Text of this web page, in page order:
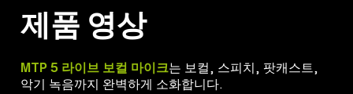
제품 영상
MTP 5 라이브 보컬 마이크는 보컬, 스피치, 팟캐스트,
악기 녹음까지 완벽하게 소화합니다.